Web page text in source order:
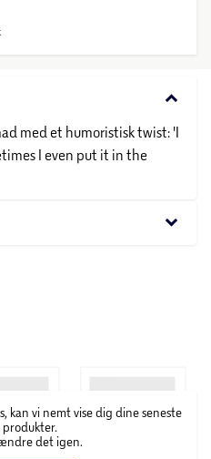
keyboard_arrow_down
med et humoristisk twist: 'I
I even put it in the
keyboard_arrow_down
kan vi nemt vise dig dine seneste
produkter.
det igen.